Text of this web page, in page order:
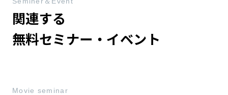
関連する
無料セミナー・イベント
Movie seminar